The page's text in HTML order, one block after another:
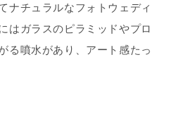
ナチュラルなフォトウェディ
はガラスのピラミッドやプロ
る噴水があり、アート感たっ